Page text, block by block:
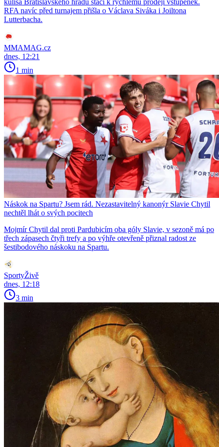
kulisa Bratislavského hradu stačí k rychlému prodeji vstupenek.
RFA navíc před turnajem přišla o Václava Siváka i Joiltona
Lutterbacha.
MMAMAG.cz
dnes, 12:21
1 min
Náskok na Spartu? Jsem rád. Nezastavitelný kanonýr Slavie Chytil
nechtěl lhát o svých pocitech
Mojmír Chytil dal proti Pardubicím oba góly Slavie, v sezoně má po
třech zápasech čtyři trefy a po výhře otevřeně přiznal radost ze
šestibodového náskoku na Spartu.
SportyŽivě
dnes, 12:18
3 min